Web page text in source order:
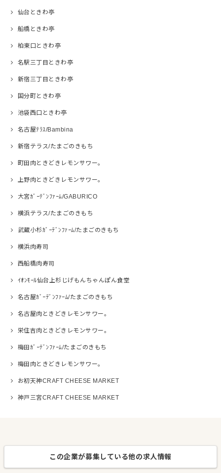
仙台ときわ亭
船橋ときわ亭
柏東口ときわ亭
名駅三丁目ときわ亭
新宿三丁目ときわ亭
国分町ときわ亭
池袋西口ときわ亭
名古屋ﾃﾗｽ/Bambina
新宿テラス/たまごのきもち
町田肉ときどきレモンサワー。
上野肉ときどきレモンサワー。
大宮ｶﾞｰﾃﾞﾝﾌｧｰﾑ/GABURICO
横浜テラス/たまごのきもち
武蔵小杉ｶﾞｰﾃﾞﾝﾌｧｰﾑ/たまごのきもち
横浜肉寿司
西船橋肉寿司
ｲｵﾝﾓｰﾙ仙台上杉じげもんちゃんぽん食堂
名古屋ｶﾞｰﾃﾞﾝﾌｧｰﾑ/たまごのきもち
名古屋肉ときどきレモンサワー。
栄住吉肉ときどきレモンサワー。
梅田ｶﾞｰﾃﾞﾝﾌｧｰﾑ/たまごのきもち
梅田肉ときどきレモンサワー。
お初天神CRAFT CHEESE MARKET
神戸三宮CRAFT CHEESE MARKET
この企業が募集している他の求人情報